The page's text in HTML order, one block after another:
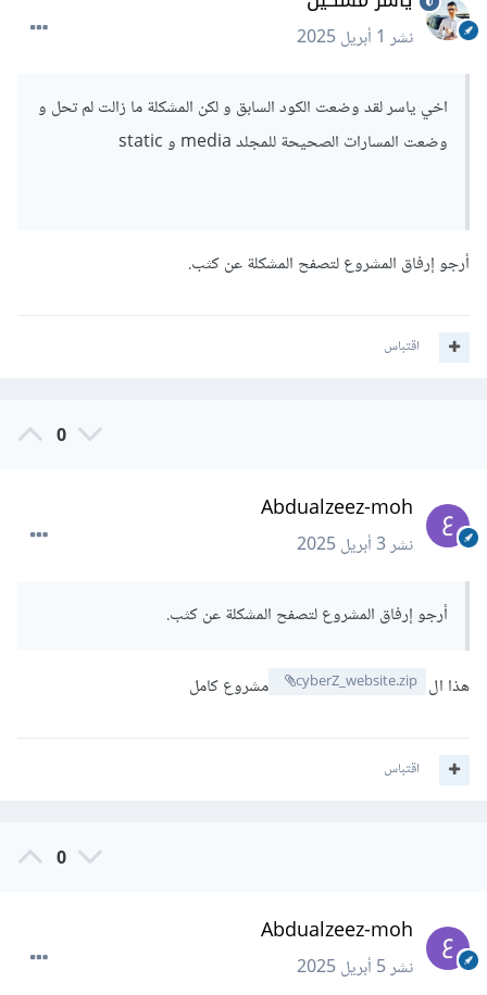
نشر1 أبريل 2025
اخي ياسر لقد وضعت الكود السابق و لكن المشكلة ما زالت لم تحل و
وضعت المسارات الصحيحة للمجلد media و static
أرجو إرفاق المشروع لتصفح المشكلة عن كثب.
اقتباس
0
Abdualzeez-moh
نشر3 أبريل 2025
أرجو إرفاق المشروع لتصفح المشكلة عن كثب.
هذا ال cyberZ_website.zip مشروع كامل
اقتباس
0
Abdualzeez-moh
نشر5 أبريل 2025